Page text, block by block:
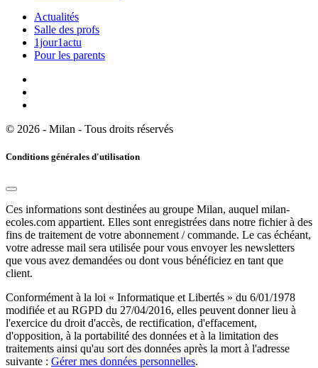
Actualités
Salle des profs
1jour1actu
Pour les parents
© 2026 - Milan - Tous droits réservés
Conditions générales d'utilisation
Ces informations sont destinées au groupe Milan, auquel milan-
ecoles.com appartient. Elles sont enregistrées dans notre fichier à des
fins de traitement de votre abonnement / commande. Le cas échéant,
votre adresse mail sera utilisée pour vous envoyer les newsletters
que vous avez demandées ou dont vous bénéficiez en tant que
client.
Conformément à la loi « Informatique et Libertés » du 6/01/1978
modifiée et au RGPD du 27/04/2016, elles peuvent donner lieu à
l'exercice du droit d'accès, de rectification, d'effacement,
d'opposition, à la portabilité des données et à la limitation des
traitements ainsi qu'au sort des données après la mort à l'adresse
suivante : Gérer mes données personnelles.